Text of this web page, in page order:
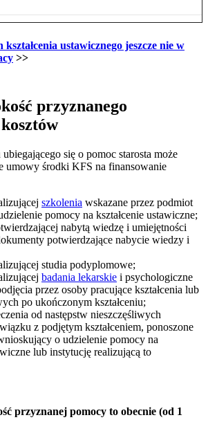
kształcenia ustawicznego jeszcze nie w
>>
przyznanego
się o pomoc starosta może
umowy środki KFS na finansowanie
szkolenia wskazane przez podmiot
pomocy na kształcenie ustawiczne;
nabytą wiedzę i umiejętności
potwierdzające nabycie wiedzy i
studia podyplomowe;
badania lekarskie i psychologiczne
przez osoby pracujące kształcenia lub
po ukończonym kształceniu;
od następstw nieszczęśliwych
z podjętym kształceniem, ponoszone
o udzielenie pomocy na
lub instytucję realizującą to
przyznanej pomocy to obecnie (od 1